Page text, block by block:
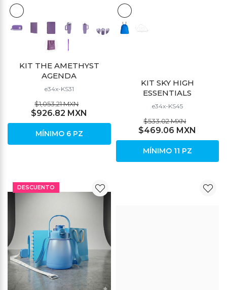
KIT THE AMETHYST
AGENDA
e34x-KS31
$1,053.21 MXN
$926.82 MXN
MÍNIMO 6 PZ
KIT SKY HIGH
ESSENTIALS
e34x-KS45
$533.02 MXN
$469.06 MXN
MÍNIMO 11 PZ
DESCUENTO